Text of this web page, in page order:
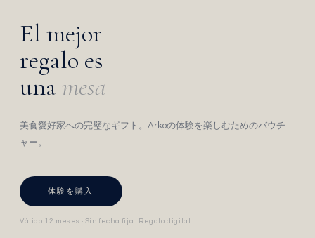
El mejor
regalo es
una mesa
美食愛好家への完璧なギフト。Arkoの体験を楽しむためのバウチ
ャー。
体験を購入
Válido 12 meses · Sin fecha fija · Regalo digital